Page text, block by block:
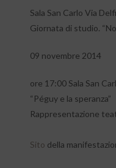
Sala San Carlo Via
Giornata di studio.
09 novembre 2014
ore 17:00 Sala San
“Péguy e la speranza”
Rappresentazione
Sito della